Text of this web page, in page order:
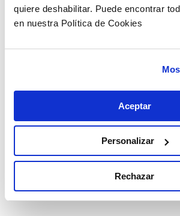
quiere deshabilitar. Puede encontrar
en nuestra Política de Cookies
Aceptar
Personalizar
Rechazar